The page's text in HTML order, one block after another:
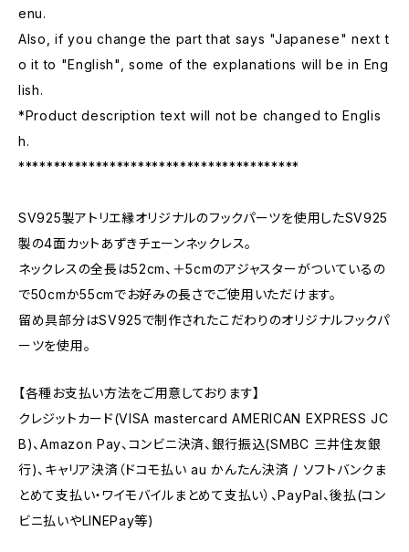
enu.
Also, if you change the part that says "Japanese" next t
o it to "English", some of the explanations will be in Eng
lish.
*Product description text will not be changed to Englis
h.
****************************************
SV925製アトリエ縁オリジナルのフックパーツを使用したSV925
製の4面カットあずきチェーンネックレス。
ネックレスの全長は52cm、＋5cmのアジャスターがついているの
で50cmか55cmでお好みの長さでご使用いただけます。
留め具部分はSV925で制作されたこだわりのオリジナルフックパ
ーツを使用。
【各種お支払い方法をご用意しております】
クレジットカード(VISA mastercard AMERICAN EXPRESS JC
B)、Amazon Pay、コンビニ決済、銀行振込(SMBC 三井住友銀
行)、キャリア決済（ドコモ払い au かんたん決済 / ソフトバンクま
とめて支払い・ワイモバイルまとめて支払い）、PayPal、後払(コン
ビニ払いやLINEPay等)